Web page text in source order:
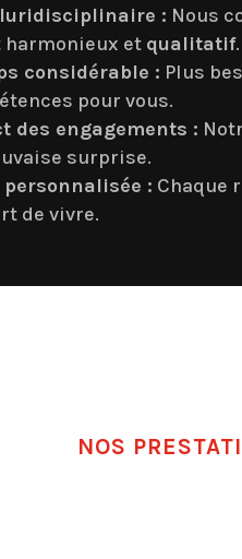
: Nous
et qualitatif.
considérable : Plus
pour vous.
des engagements :
surprise.
: Chaque
de vivre.
NOS